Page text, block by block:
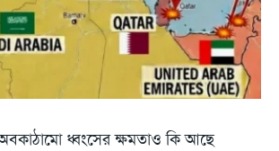
ধ্বংসের ক্ষমতাও কি আছে